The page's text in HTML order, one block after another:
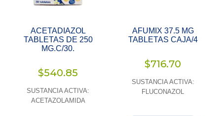
ACETADIAZOL
TABLETAS DE 250
MG.C/30.
$540.85
SUSTANCIA ACTIVA:
ACETAZOLAMIDA
AFUMIX 37.5 MG
TABLETAS CAJA/4
$716.70
SUSTANCIA ACTIVA:
FLUCONAZOL